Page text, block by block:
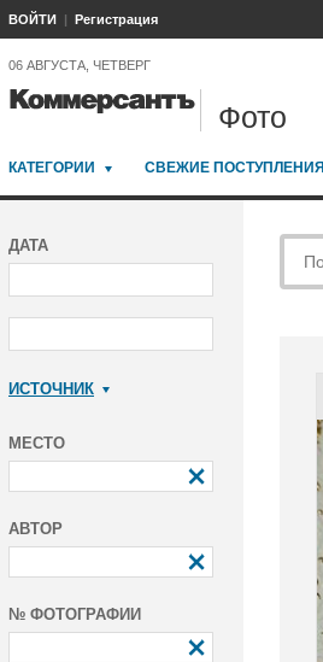
ВОЙТИ Регистрация
06 АВГУСТА, ЧЕТВЕРГ
Фото
КАТЕГОРИИ СВЕЖИЕ ПОСТУПЛЕНИЯ
ДАТА
ИСТОЧНИК
МЕСТО
АВТОР
№ ФОТОГРАФИИ